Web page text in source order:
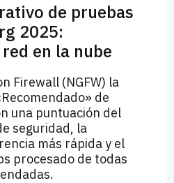
de pruebas
2025:
en la nube
Firewall (NGFW) la
de
una puntuación del
seguridad, la
más rápida y el
procesado de todas